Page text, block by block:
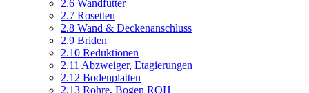
2.6 Wandfutter
2.7 Rosetten
2.8 Wand & Deckenanschluss
2.9 Briden
2.10 Reduktionen
2.11 Abzweiger, Etagierungen
2.12 Bodenplatten
2.13 Rohre, Bogen ROH